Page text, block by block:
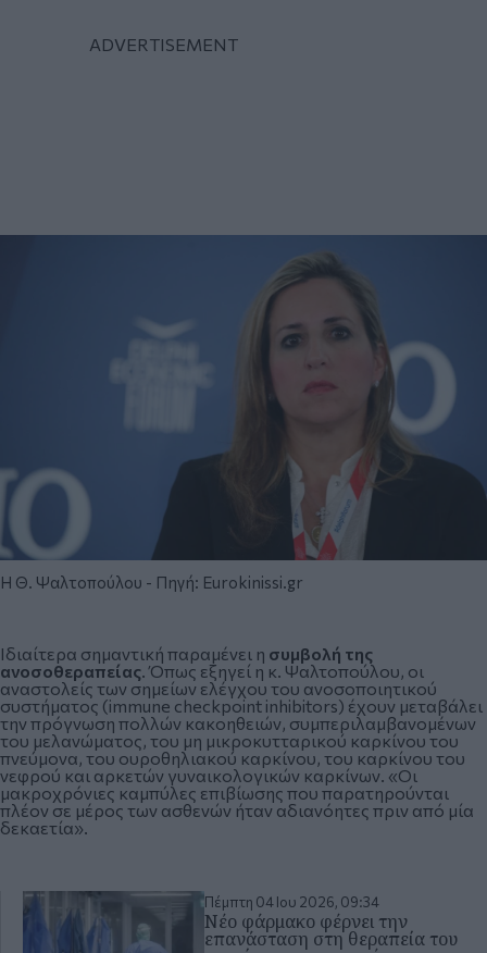
Η Θ. Ψαλτοπούλου - Πηγή: Eurokinissi.gr
Ιδιαίτερα σημαντική παραμένει η συμβολή της
ανοσοθεραπείας. Όπως εξηγεί η κ. Ψαλτοπούλου, οι
αναστολείς των σημείων ελέγχου του ανοσοποιητικού
συστήματος (immune checkpoint inhibitors) έχουν μεταβάλει
την πρόγνωση πολλών κακοηθειών, συμπεριλαμβανομένων
του μελανώματος, του μη μικροκυτταρικού καρκίνου του
πνεύμονα, του ουροθηλιακού καρκίνου, του καρκίνου του
νεφρού και αρκετών γυναικολογικών καρκίνων. «Οι
μακροχρόνιες καμπύλες επιβίωσης που παρατηρούνται
πλέον σε μέρος των ασθενών ήταν αδιανόητες πριν από μία
δεκαετία».
Πέμπτη 04 Ιου 2026, 09:34
Νέο φάρμακο φέρνει την
επανάσταση στη θεραπεία του